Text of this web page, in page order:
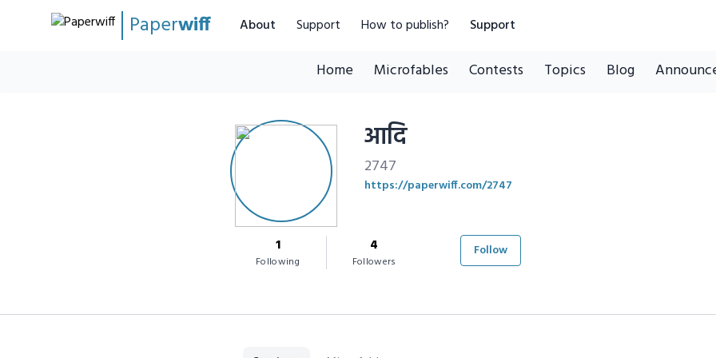
Paperwiff About Support How to publish? Support
Home Microfables Contests Topics Blog
आदि
2747
https://paperwiff.com/2747
1
Following
4
Followers
Follow